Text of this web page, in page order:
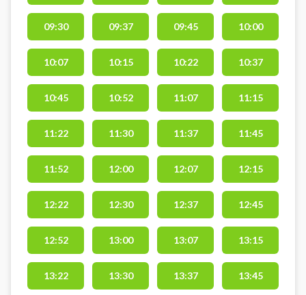
09:30 09:37 09:45 10:00
10:07 10:15 10:22 10:37
10:45 10:52 11:07 11:15
11:22 11:30 11:37 11:45
11:52 12:00 12:07 12:15
12:22 12:30 12:37 12:45
12:52 13:00 13:07 13:15
13:22 13:30 13:37 13:45